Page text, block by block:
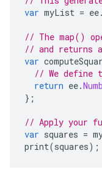
var myList = ee.
// The map()
// and returns
var
// We define
return ee.
};
// Apply your
var squares =
print(squares);